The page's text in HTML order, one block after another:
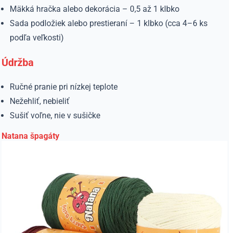
Mäkká hračka alebo dekorácia – 0,5 až 1 klbko
Sada podložiek alebo prestieraní – 1 klbko (cca 4–6 ks
podľa veľkosti)
Údržba
Ručné pranie pri nízkej teplote
Nežehliť, nebieliť
Sušiť voľne, nie v sušičke
Natana špagáty